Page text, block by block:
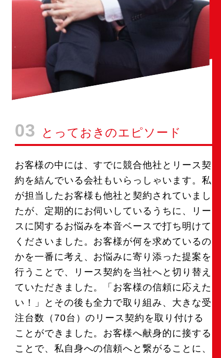
03 とっておきのエピソード
お客様の中には、すでに競合他社とリース契
約を結んでいる会社もいらっしゃいます。私
が担当したお客様も他社と契約されていまし
たが、定期的にお伺いしているうちに、リー
スに関するお悩みを本音ベースで打ち明けて
くださいました。お客様が何を求めているの
かを一番に考え、お悩みに寄り添った提案を
行うことで、リース契約を当社へと切り替え
ていただきました。「お客様の信頼に応えた
い！」とその後も全力で取り組み、大きな受
注台数（70台）のリース契約を取り付ける
ことができました。お客様へ献身的に接する
ことで、私自身への信頼へと繋がることに、